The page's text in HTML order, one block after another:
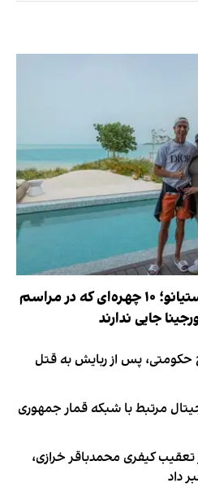
لیست ممنوعه کریستیانو؛ ۱۰ چهره‌ای که در مراسم
جایی ندارند
حکومتی، پس از ربایش به قتل
مرتبط با شبکه قمار جمهوری
کیفری محمدباقر خرازی،
داد